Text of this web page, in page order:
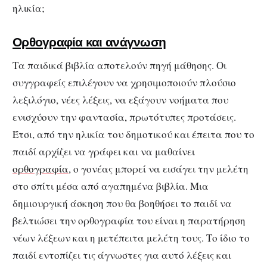
ηλικία;
Ορθογραφία και ανάγνωση
Τα παιδικά βιβλία αποτελούν πηγή μάθησης. Οι
συγγραφείς επιλέγουν να χρησιμοποιούν πλούσιο
λεξιλόγιο, νέες λέξεις, να εξάγουν νοήματα που
ενισχύουν την φαντασία, πρωτότυπες προτάσεις.
Έτσι, από την ηλικία του δημοτικού και έπειτα που το
παιδί αρχίζει να γράφει και να μαθαίνει
ορθογραφία, ο γονέας μπορεί να εισάγει την μελέτη
στο σπίτι μέσα από αγαπημένα βιβλία. Μια
δημιουργική άσκηση που θα βοηθήσει το παιδί να
βελτιώσει την ορθογραφία του είναι η παρατήρηση
νέων λέξεων και η μετέπειτα μελέτη τους. Το ίδιο το
παιδί εντοπίζει τις άγνωστες για αυτό λέξεις και